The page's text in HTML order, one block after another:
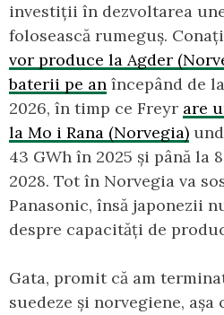
investiții în dezvoltarea
folosească rumeguș.
vor produce la Agder
baterii pe an începând de
2026, în timp ce Freyr are
la Mo i Rana (Norvegia)
43 GWh în 2025 și până la
2028. Tot în Norvegia va
Panasonic, însă japonezii
despre capacități de
Gata, promit că am
suedeze și norvegiene,